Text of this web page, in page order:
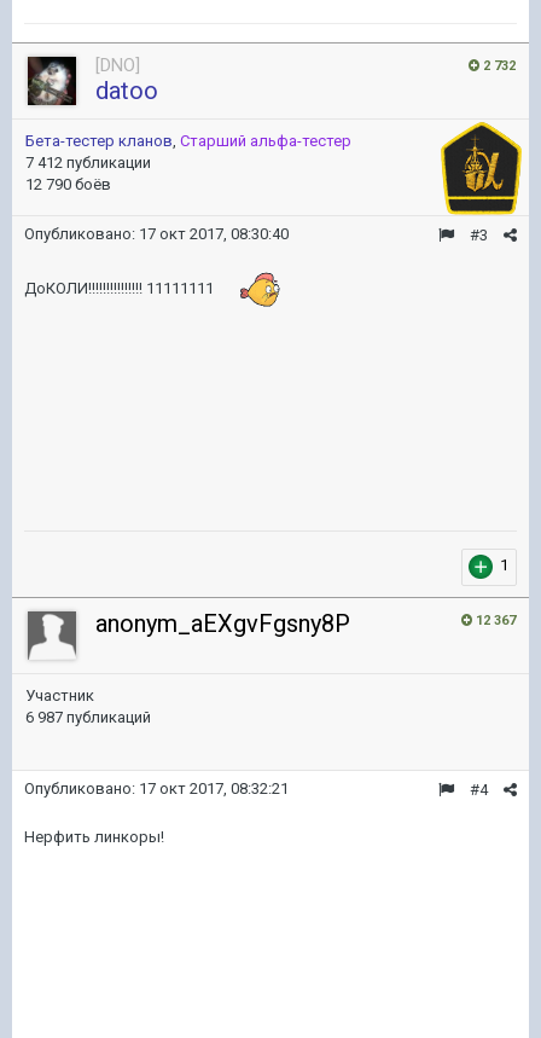
2 732
[DNO]
datoo
Бета-тестер кланов, Старший альфа-тестер
7 412 публикации
12 790 боёв
#3
Опубликовано: 17 окт 2017, 08:30:40
ДоКОЛИ!!!!!!!!!!!!!!! 11111111
1
12 367
anonym_aEXgvFgsny8P
Участник
6 987 публикаций
#4
Опубликовано: 17 окт 2017, 08:32:21
Нерфить линкоры!